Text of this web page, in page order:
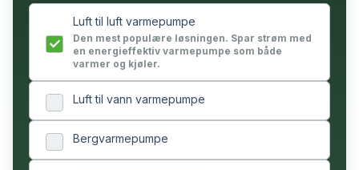
Luft til luft varmepumpe
Den mest populære løsningen. Spar strøm med
en energieffektiv varmepumpe som både
varmer og kjøler.
Luft til vann varmepumpe
Bergvarmepumpe